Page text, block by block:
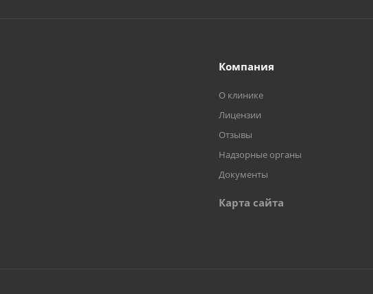
Компания
О клинике
Лицензии
Отзывы
Надзорные органы
Документы
Карта сайта